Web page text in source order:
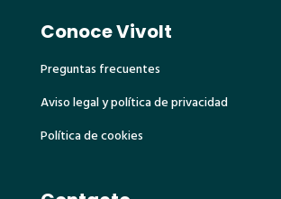
Conoce Vivolt
Preguntas frecuentes
Aviso legal y política de privacidad
Política de cookies